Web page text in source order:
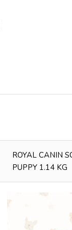
ROYAL CANIN
PUPPY 1.14 KG